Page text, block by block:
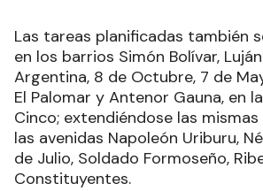
Las tareas planificadas también
en los barrios Simón Bolívar,
Argentina, 8 de Octubre, 7 de
El Palomar y Antenor Gauna, en
Cinco; extendiéndose las
las avenidas Napoleón Uriburu,
de Julio, Soldado Formoseño,
Constituyentes.